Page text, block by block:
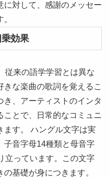
に対して、感謝のメッセー
効果
従来の語学学習とは異な
な楽曲の歌詞を覚えるこ
き、アーティストのインタ
ことで、日常的なコミュニ
ます。 ハングル文字は実
子音字母14種類と母音字
立っています。この文字
基礎が身につきます。